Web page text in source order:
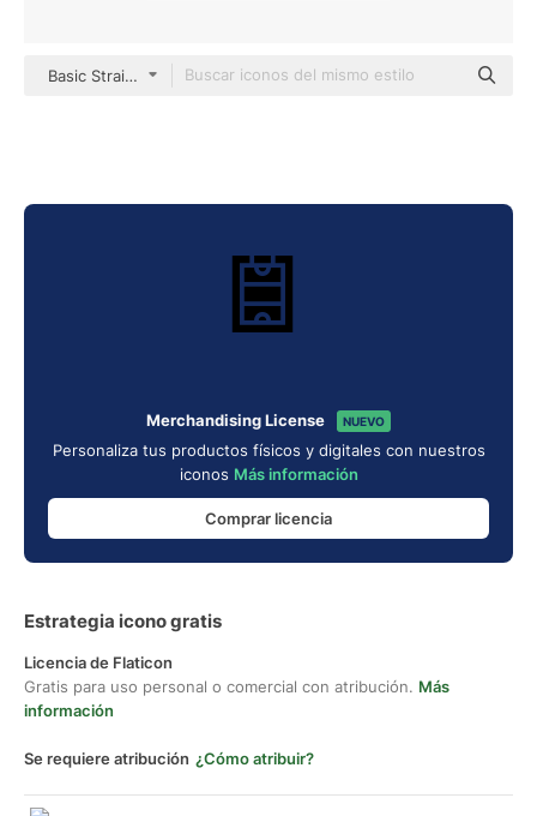
Basic Straight Filled
Merchandising License NUEVO
Personaliza tus productos físicos y digitales con nuestros
iconos Más información
Comprar licencia
Estrategia icono gratis
Licencia de Flaticon
Gratis para uso personal o comercial con atribución. Más
información
Se requiere atribución ¿Cómo atribuir?